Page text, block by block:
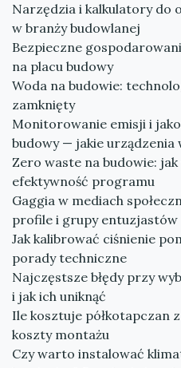
Narzędzia i kalkulatory do
w branży budowlanej
Bezpieczne
na placu budowy
Woda na budowie:
zamknięty
Monitorowanie emisji i
budowy — jakie urządzenia
Zero waste na budowie:
efektywność programu
Gaggia w mediach
profile i grupy entuzjastów
Jak kalibrować ciśnienie
porady techniczne
Najczęstsze błędy przy
i jak ich uniknąć
Ile kosztuje półkotapczan
koszty montażu
Czy warto instalować